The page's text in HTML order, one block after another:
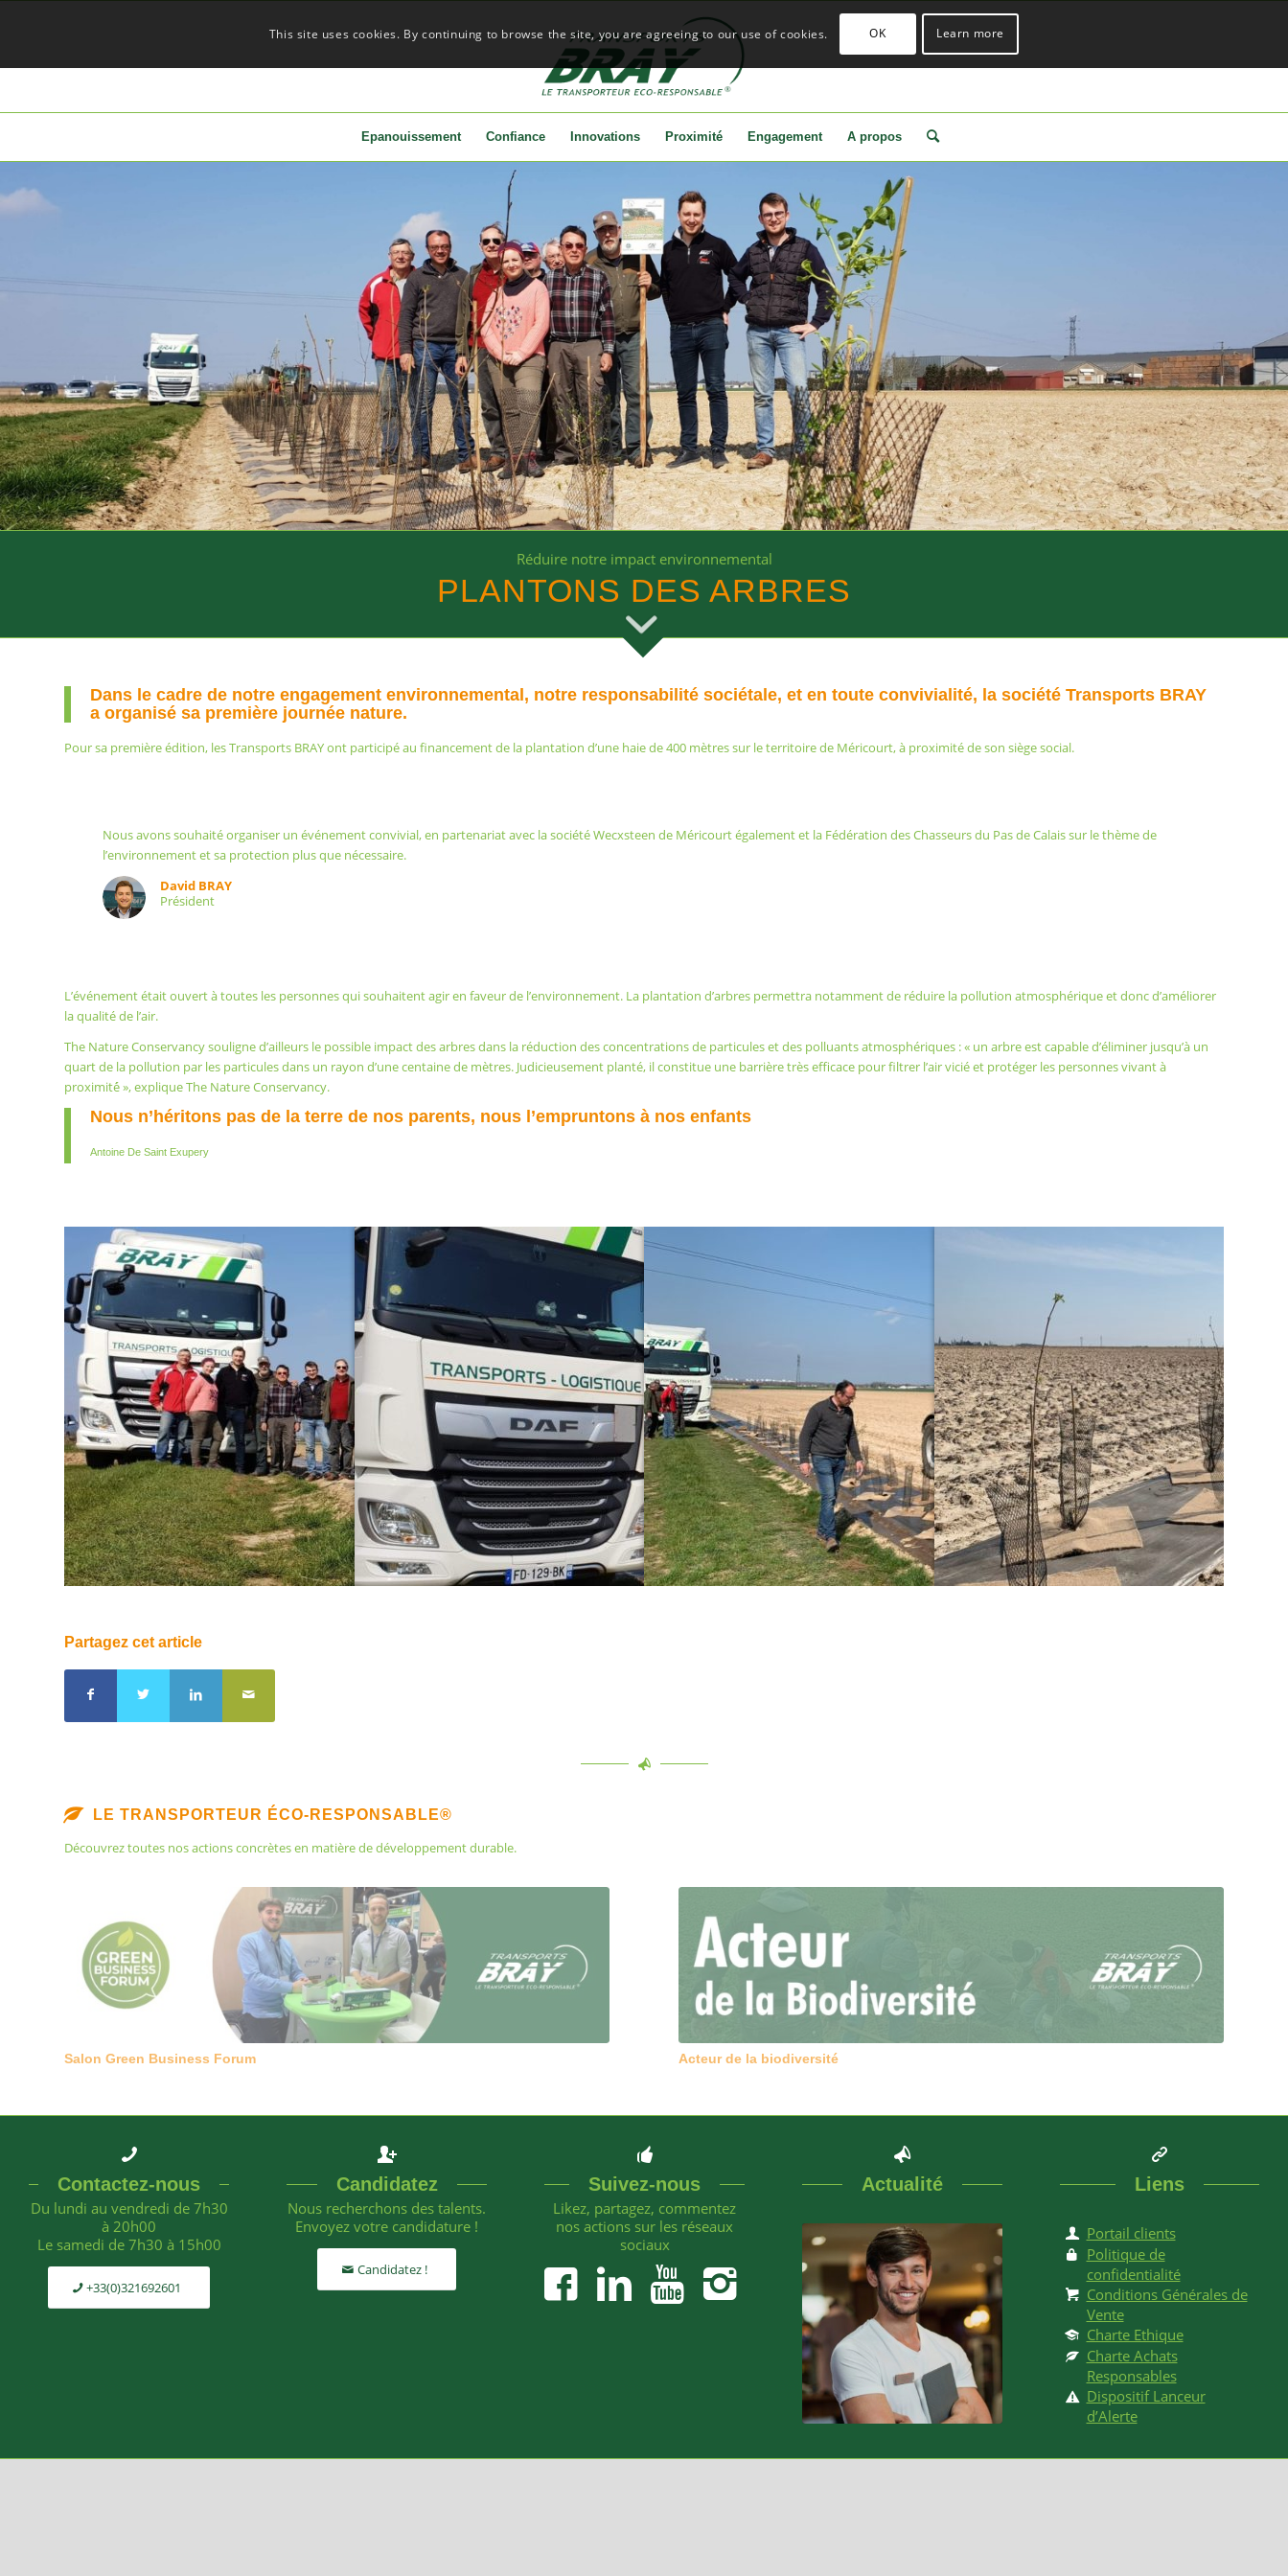
Epanouissement Confiance Innovations Proximité Engagement A propos
Réduire notre impact environnemental
PLANTONS DES ARBRES
Dans le cadre de notre engagement environnemental, notre responsabilité sociétale, et en toute convivialité, la société Transports BRAY
a organisé sa première journée nature.
Pour sa première édition, les Transports BRAY ont participé au financement de la plantation d’une haie de 400 mètres sur le territoire de Méricourt, à proximité de son siège social.
Nous avons souhaité organiser un événement convivial, en partenariat avec la société Wecxsteen de Méricourt également et la Fédération des Chasseurs du Pas de Calais sur le thème de
l’environnement et sa protection plus que nécessaire.
David BRAY
Président
L’événement était ouvert à toutes les personnes qui souhaitent agir en faveur de l’environnement. La plantation d’arbres permettra notamment de réduire la pollution atmosphérique et donc d’améliorer
la qualité de l’air.
The Nature Conservancy souligne d’ailleurs le possible impact des arbres dans la réduction des concentrations de particules et des polluants atmosphériques : « un arbre est capable d’éliminer jusqu’à un
quart de la pollution par les particules dans un rayon d’une centaine de mètres. Judicieusement planté, il constitue une barrière très efficace pour filtrer l’air vicié et protéger les personnes vivant à
proximité́ », explique The Nature Conservancy.
Nous n’héritons pas de la terre de nos parents, nous l’empruntons à nos enfants
Antoine De Saint Exupery
Partagez cet article
LE TRANSPORTEUR ÉCO-RESPONSABLE®
Découvrez toutes nos actions concrètes en matière de développement durable.
Le Carburant HVO 100 Journée mondiale de la vie sauvage
Contactez-nous
Du lundi au vendredi de 7h30
à 20h00
Le samedi de 7h30 à 15h00
+33(0)321692601
Candidatez
Nous recherchons des talents.
Envoyez votre candidature !
Candidatez !
Suivez-nous
Likez, partagez, commentez
nos actions sur les réseaux
sociaux
Actualité Liens
Portail clients
Politique de
confidentialité
Conditions Générales de
Vente
Charte Ethique
Charte Achats
Responsables
Dispositif Lanceur
d’Alerte
This site uses cookies. By continuing to browse the site, you are agreeing to our use of cookies. OK Learn more